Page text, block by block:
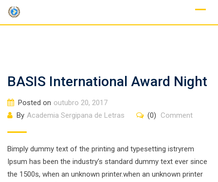
Skip
BASIS International Award Night
Posted on outubro 20, 2017
By Academia Sergipana de Letras (0) Comment
Bimply dummy text of the printing and typesetting istryrem
Ipsum has been the industry’s standard dummy text ever since
the 1500s, when an unknown printer.when an unknown printer